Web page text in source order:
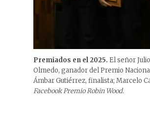
Premiados en el 2025. El señor
Olmedo, ganador del Premio
Ámbar Gutiérrez, finalista; Marcelo
Facebook Premio Robin Wood.